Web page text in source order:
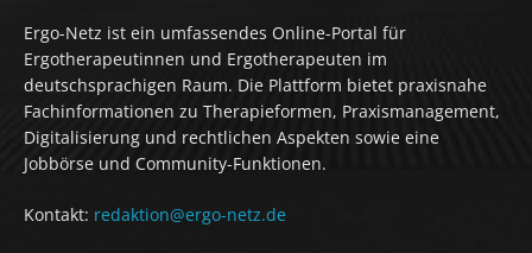
Ergo-Netz ist ein umfassendes Online-Portal für
Ergotherapeutinnen und Ergotherapeuten im
deutschsprachigen Raum. Die Plattform bietet praxisnahe
Fachinformationen zu Therapieformen, Praxismanagement,
Digitalisierung und rechtlichen Aspekten sowie eine
Jobbörse und Community-Funktionen.
Kontakt: redaktion@ergo-netz.de